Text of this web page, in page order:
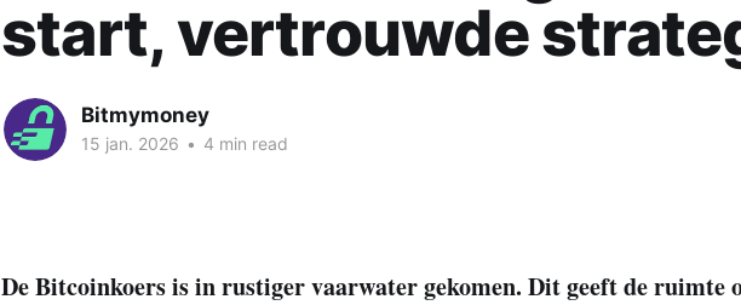
start, vertrouwde
Bitmymoney
15 jan. 2026 • 4 min read
De Bitcoinkoers is in rustiger vaarwater gekomen. Dit geeft de ruimte